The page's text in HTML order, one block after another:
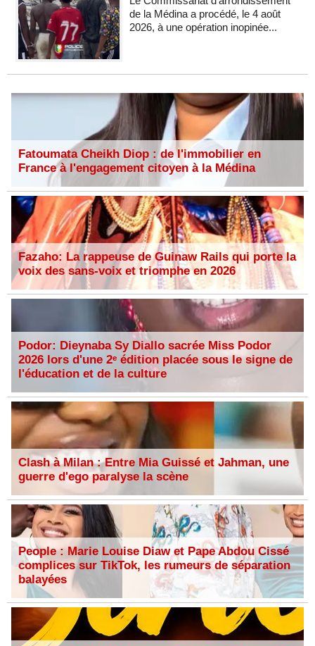
de la Médina a procédé, le 4 août
2026, à une opération inopinée...
Fatoumata Cheikh Diop : de l'immobilier en
France à l'engagement citoyen à la Médina
Fazaho: La rappeuse de Guinaw Rails qui porte la
voix des sans-voix et triomphe en 2026
Podor: Dieynaba Sy Diallo sacrée Miss Podor
2026 lors d'une 2ᵉ édition placée sous le signe de
l'éducation et de la culture
Clash à Milan : Entre Mia Guissé et Jahman, une
guerre d'ego paralyse la scène
People : Marie Louise Diaw et Pape Abdou Cissé
complices sur TikTok, les rumeurs de séparation
balayées